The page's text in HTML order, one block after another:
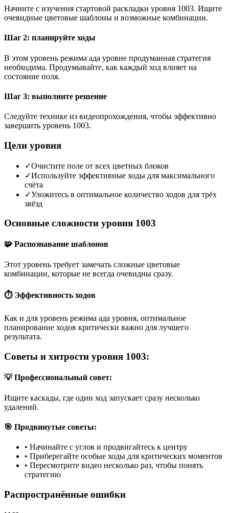
Начните с изучения стартовой раскладки уровня 1003. Ищите
очевидные цветовые шаблоны и возможные комбинации.
Шаг 2: планируйте ходы
В этом уровень режима ада уровне продуманная стратегия
необходима. Продумывайте, как каждый ход влияет на
состояние поля.
Шаг 3: выполните решение
Следуйте технике из видеопрохождения, чтобы эффективно
завершить уровень 1003.
Цели уровня
✓Очистите поле от всех цветных блоков
✓Используйте эффективные ходы для максимального
счёта
✓Уложитесь в оптимальное количество ходов для трёх
звёзд
Основные сложности уровня 1003
🧩 Распознавание шаблонов
Этот уровень требует замечать сложные цветовые
комбинации, которые не всегда очевидны сразу.
⏱️ Эффективность ходов
Как и для уровень режима ада уровня, оптимальное
планирование ходов критически важно для лучшего
результата.
Советы и хитрости уровня 1003:
💡 Профессиональный совет:
Ищите каскады, где один ход запускает сразу несколько
удалений.
🎯 Продвинутые советы:
• Начинайте с углов и продвигайтесь к центру
• Приберегайте особые ходы для критических моментов
• Пересмотрите видео несколько раз, чтобы понять
стратегию
Распространённые ошибки